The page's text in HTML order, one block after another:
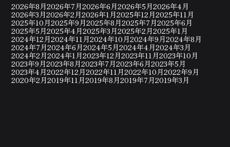
2026年8月2026年7月2026年6月2026年5月2026年4月
2026年3月2026年2月2026年1月2025年12月2025年11月
2025年10月2025年9月2025年8月2025年7月2025年6月
2025年5月2025年4月2025年3月2025年2月2025年1月
2024年12月2024年11月2024年10月2024年9月2024年8月
2024年7月2024年6月2024年5月2024年4月2024年3月
2024年2月2024年1月2023年12月2023年11月2023年10月
2023年9月2023年8月2023年7月2023年6月2023年5月
2023年4月2022年12月2022年11月2022年10月2022年9月
2020年2月2019年11月2019年8月2019年7月2019年3月